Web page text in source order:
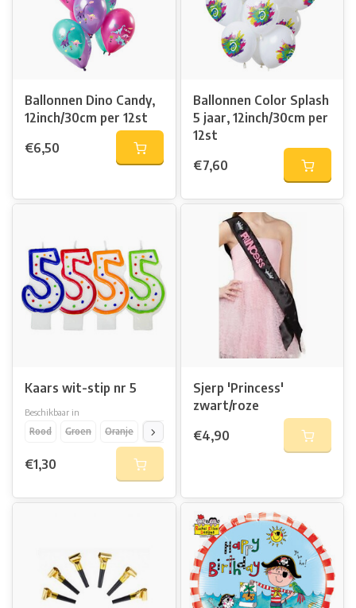
Ballonnen Dino Candy,
12inch/30cm per 12st
€6,50
Ballonnen Color Splash
5 jaar, 12inch/30cm per
12st
€7,60
Kaars wit-stip nr 5
Beschikbaar in
Rood
Groen Oranje Blauw
€1,30
Sjerp 'Princess'
zwart/roze
€4,90